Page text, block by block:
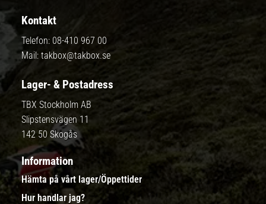
Kontakt
Telefon: 08-410 967 00
Mail: takbox@takbox.se
Lager- & Postadress
TBX Stockholm AB
Slipstensvägen 11
142 50 Skogås
Information
Hämta på vårt lager/Öppettider
Hur handlar jag?